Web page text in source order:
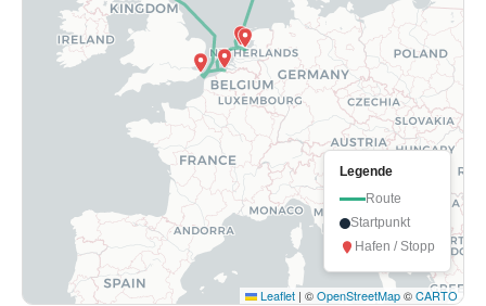
Leaflet | ©OpenStreetMap©CARTO
Legende
Route
Startpunkt
Hafen / Stopp